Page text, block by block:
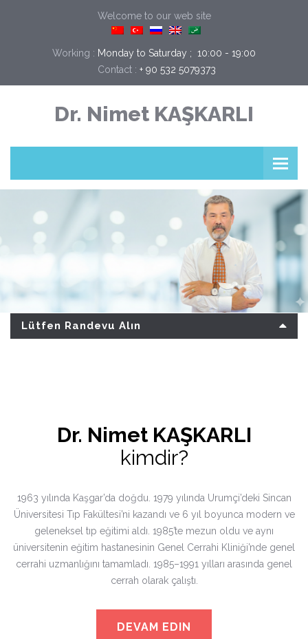
Welcome to our web site
Working : Monday to Saturday ;  10:00 - 19:00
Contact : + 90 532 5079373
Dr. Nimet KAŞKARLI
Lütfen Randevu Alın
Dr. Nimet KAŞKARLI
kimdir?
1963 yılında Kaşgar’da doğdu. 1979 yılında Urumçi’deki Sincan
Üniversitesi Tıp Fakültesi’ni kazandı ve 6 yıl boyunca modern ve
geleneksel tıp eğitimi aldı. 1985’te mezun oldu ve aynı
üniversitenin eğitim hastanesinin Genel Cerrahi Kliniği’nde genel
cerrahi uzmanlığını tamamladı. 1985–1991 yılları arasında genel
cerrah olarak çalıştı.
DEVAM EDIN